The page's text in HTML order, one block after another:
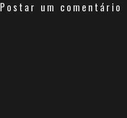
Postar um comentário